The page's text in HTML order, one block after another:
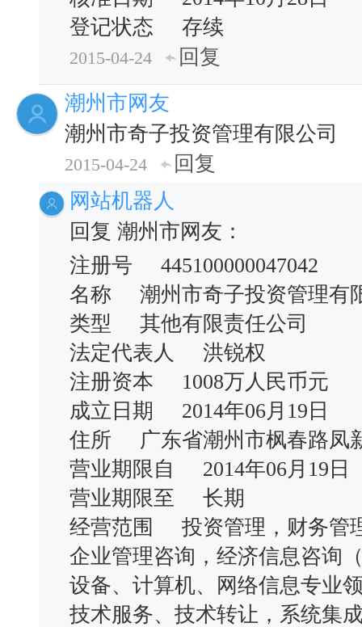
登记状态 存续
2015-04-24
回复
潮州市网友
潮州市奇子投资管理有限公司
2015-04-24
回复
网站机器人
回复 潮州市网友：
注册号 445100000047042
名称 潮州市奇子投资管理有
类型 其他有限责任公司
法定代表人 洪锐权
注册资本 1008万人民币元
成立日期 2014年06月19日
住所 广东省潮州市枫春路凤
营业期限自 2014年06月19
营业期限至 长期
经营范围 投资管理，财务管
企业管理咨询，经济信息咨询
设备、计算机、网络信息专业
技术服务、技术转让，系统集